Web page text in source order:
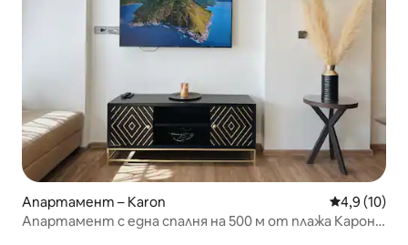
Апартамент – Karon Средна
4,9 (10)
Апартамент с една спалня на 500 м от плажа Карон